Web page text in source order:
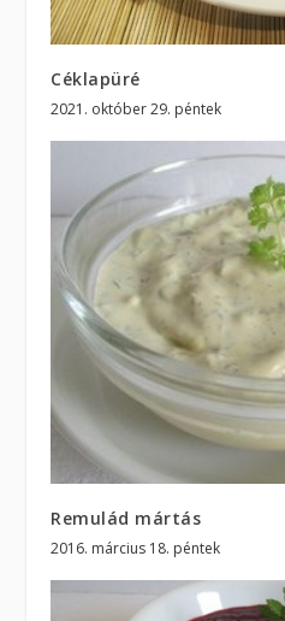
Céklapüré
2021. október 29. péntek
Remulád mártás
2016. március 18. péntek